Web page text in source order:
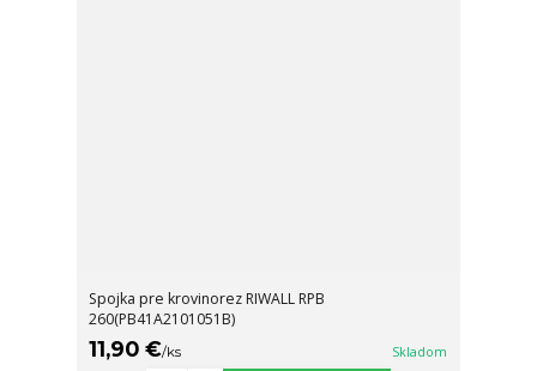
Spojka pre krovinorez RIWALL RPB
260(PB41A2101051B)
11,90 €/ks Skladom